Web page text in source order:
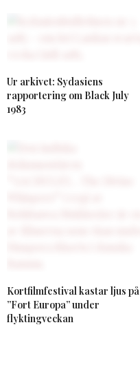
Ur arkivet: Sydasiens
rapportering om Black July
1983
Kortfilmfestival kastar ljus på
”Fort Europa” under
flyktingveckan